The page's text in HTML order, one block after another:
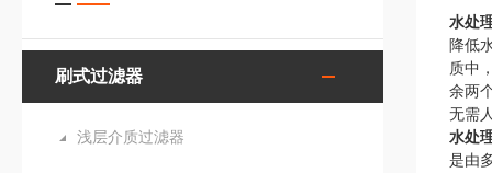
刷式过滤器
浅层介质过滤器
水处
降低
质中
余两
无需
水处
是由